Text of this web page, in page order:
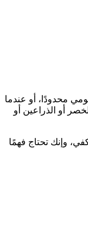
محدودًا، أو عندما
أو الذراعين أو
وإنك تحتاج فهمًا